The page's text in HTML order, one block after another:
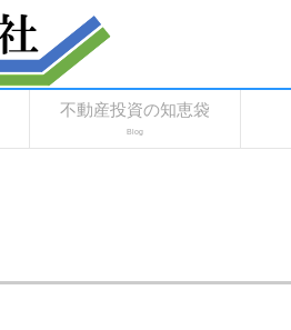
不動産投資の知恵袋
Blog